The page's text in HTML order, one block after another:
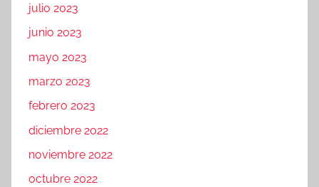
julio 2023
junio 2023
mayo 2023
marzo 2023
febrero 2023
diciembre 2022
noviembre 2022
octubre 2022